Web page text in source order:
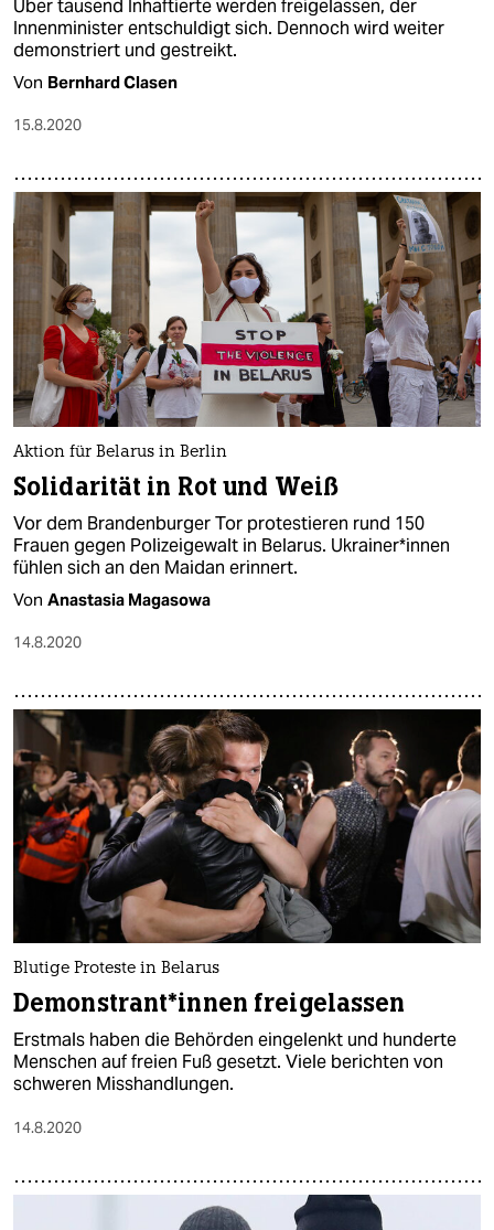
Über tausend Inhaftierte werden freigelassen, der
Innenminister entschuldigt sich. Dennoch wird weiter
demonstriert und gestreikt.
Von Bernhard Clasen
15.8.2020
Aktion für Belarus in Berlin
Solidarität in Rot und Weiß
Vor dem Brandenburger Tor protestieren rund 150
Frauen gegen Polizeigewalt in Belarus. Ukrainer*innen
fühlen sich an den Maidan erinnert.
Von Anastasia Magasowa
14.8.2020
Blutige Proteste in Belarus
Demonstrant*innen freigelassen
Erstmals haben die Behörden eingelenkt und hunderte
Menschen auf freien Fuß gesetzt. Viele berichten von
schweren Misshandlungen.
14.8.2020